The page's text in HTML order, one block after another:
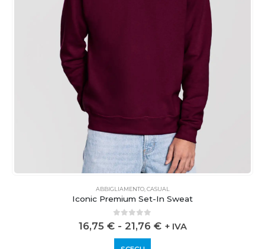
ABBIGLIAMENTO,CASUAL
Iconic Premium Set-In Sweat
0 out of 5
16,75 € - 21,76 € + IVA